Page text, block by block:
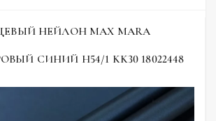
НЕЙЛОН MAX MARA
СИНИЙ H54/1 KK30 18022448